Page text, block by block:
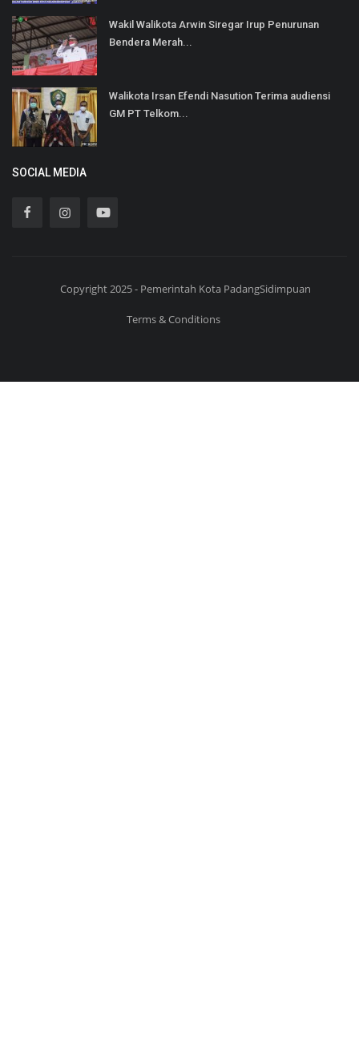
Wakil Walikota Arwin Siregar Irup Penurunan
Bendera Merah...
Walikota Irsan Efendi Nasution Terima audiensi
GM PT Telkom...
SOCIAL MEDIA
Copyright 2025 - Pemerintah Kota PadangSidimpuan
Terms & Conditions